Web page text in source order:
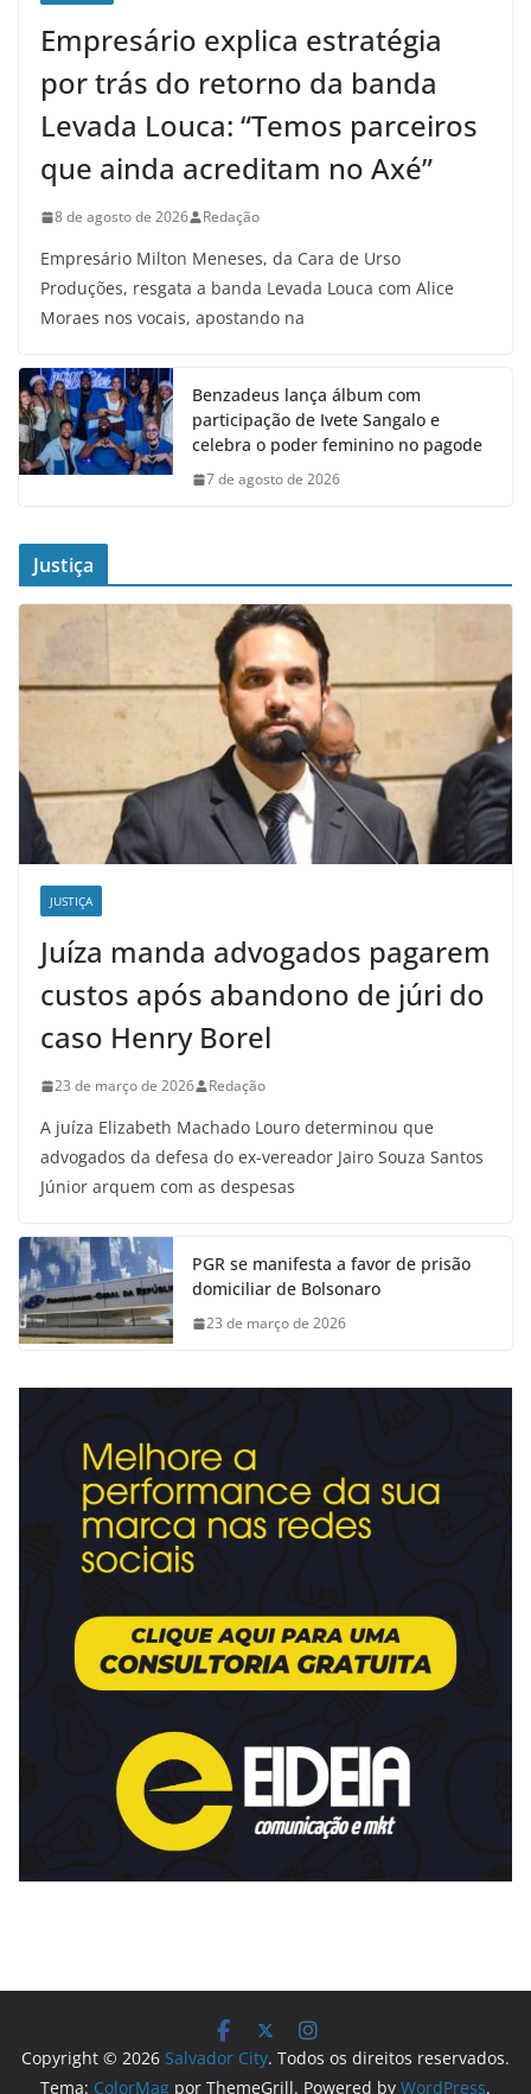
Empresário explica estratégia
por trás do retorno da banda
Levada Louca: “Temos parceiros
que ainda acreditam no Axé”
8 de agosto de 2026 Redação
Empresário Milton Meneses, da Cara de Urso
Produções, resgata a banda Levada Louca com Alice
Moraes nos vocais, apostando na
Benzadeus lança álbum com
participação de Ivete Sangalo e
celebra o poder feminino no pagode
7 de agosto de 2026
Justiça
JUSTIÇA
Juíza manda advogados pagarem
custos após abandono de júri do
caso Henry Borel
23 de março de 2026 Redação
A juíza Elizabeth Machado Louro determinou que
advogados da defesa do ex-vereador Jairo Souza Santos
Júnior arquem com as despesas
PGR se manifesta a favor de prisão
domiciliar de Bolsonaro
23 de março de 2026
Copyright © 2026 Salvador City. Todos os direitos reservados.
Tema: ColorMag por ThemeGrill. Powered by WordPress.